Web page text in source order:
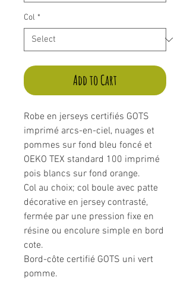
Col *
Add to Cart
Robe en jerseys certifiés GOTS
imprimé arcs-en-ciel, nuages et
pommes sur fond bleu foncé et
OEKO TEX standard 100 imprimé
pois blancs sur fond orange.
Col au choix; col boule avec patte
décorative en jersey contrasté,
fermée par une pression fixe en
résine ou encolure simple en bord
cote.
Bord-côte certifié GOTS uni vert
pomme.